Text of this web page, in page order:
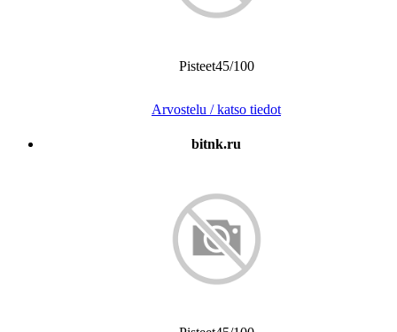
Pisteet45/100
Arvostelu / katso tiedot
bitnk.ru